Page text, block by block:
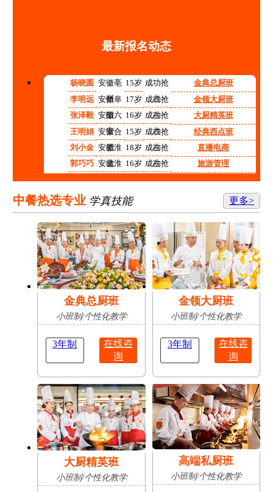
最新报名动态
杨晓圆
安徽亳
州
15岁 成功抢
占
金典总厨班
李明远 安徽阜
阳
17岁 成功抢
占
金领大厨班
张泽毅 安徽六
安
16岁 成功抢
占
大厨精英班
王明娟 安徽合
肥
15岁 成功抢
占
经典西点班
刘小金 安徽淮
北
18岁 成功抢
占
直播电商
郭巧巧
安徽淮
南
16岁 成功抢
占
旅游管理
程红红 安徽铜
陵
14岁 成功抢
高中阶段预备技师班
张志强 安徽宿
州
15岁
占
计算机应用技术
李涛
安徽合
肥
17岁 成功抢
机电技术应用
陈志豪 安徽亳
州
16岁 成功抢
占
无人机应用技术
中餐热选专业 学真技能 更多>
金典总厨班
小班制/个性化教学
3年制
在线咨
询
金领大厨班
小班制/个性化教学
3年制
在线咨
询
大厨精英班
小班制/个性化教学
高端私厨班
小班制/个性化教学